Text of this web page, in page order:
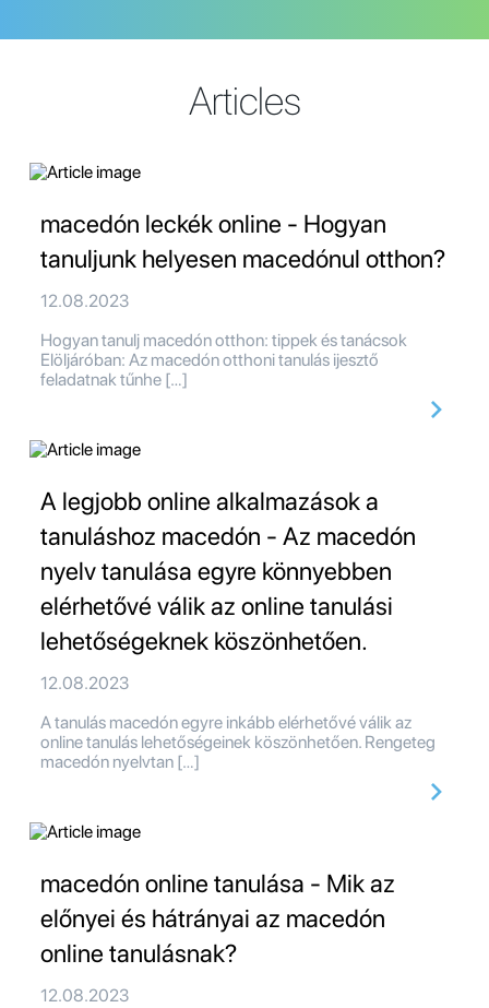
Articles
macedón leckék online - Hogyan
tanuljunk helyesen macedónul otthon?
12.08.2023
Hogyan tanulj macedón otthon: tippek és tanácsok
Elöljáróban: Az macedón otthoni tanulás ijesztő
feladatnak tűnhe […]
A legjobb online alkalmazások a
tanuláshoz macedón - Az macedón
nyelv tanulása egyre könnyebben
elérhetővé válik az online tanulási
lehetőségeknek köszönhetően.
12.08.2023
A tanulás macedón egyre inkább elérhetővé válik az
online tanulás lehetőségeinek köszönhetően. Rengeteg
macedón nyelvtan […]
macedón online tanulása - Mik az
előnyei és hátrányai az macedón
online tanulásnak?
12.08.2023